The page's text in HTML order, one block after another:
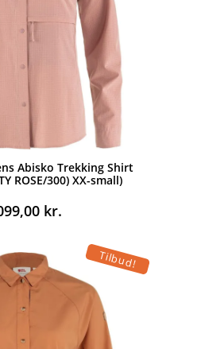
Abisko Trekking Shirt
ROSE/300) XX-small)
kr.
Tilbud!